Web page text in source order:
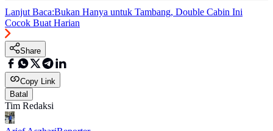
Lanjut Baca:Bukan Hanya untuk Tambang, Double Cabin Ini
Cocok Buat Harian
Share
Copy Link
Batal
Tim Redaksi